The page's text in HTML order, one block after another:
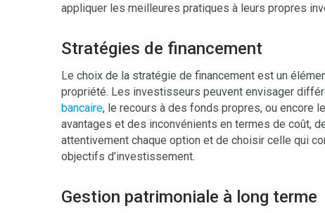
appliquer les meilleures pratiques à leurs propres
Stratégies de financement
Le choix de la stratégie de financement est un
propriété. Les investisseurs peuvent envisager
bancaire, le recours à des fonds propres, ou encore
avantages et des inconvénients en termes de coût,
attentivement chaque option et de choisir celle qui
objectifs d’investissement.
Gestion patrimoniale à long terme